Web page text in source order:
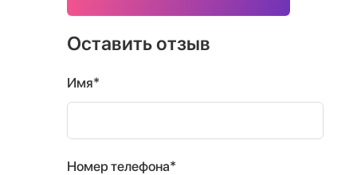
Оставить отзыв
Имя*
Номер телефона*